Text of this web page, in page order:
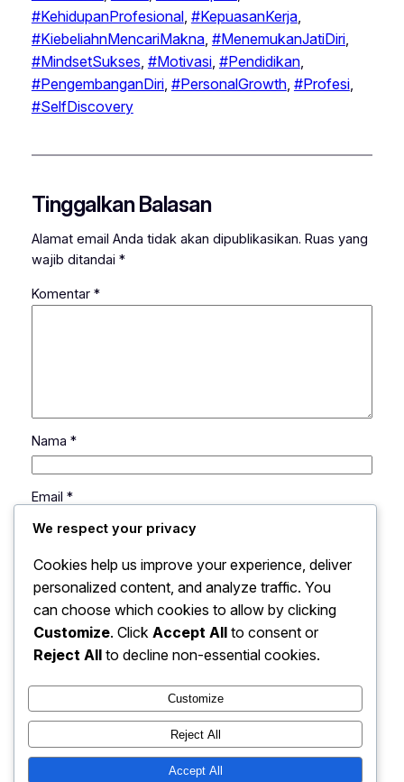
#KehidupanProfesional, #KepuasanKerja
#KiebeliahnMencariMakna, #MenemukanJatiDiri
#MindsetSukses #Motivasi, #Pendidikan
#PengembanganDiri, #PersonalGrowth, #Profesi
#SelfDiscovery
Tinggalkan Balasan
Alamat email Anda tidak akan dipublikasikan. Ruas yang
wajib ditandai *
Komentar *
Nama *
Email *
Simpan nama, email, dan situs web saya pada
peramban ini untuk komentar saya berikutnya.
Hell Is What You Make It |
We respect your privacy
Cookies help us improve your experience, deliver
personalized content, and analyze traffic. You
can choose which cookies to allow by clicking
Customize. Click Accept All to consent or
Reject All to decline non-essential cookies.
Customize
Reject All
Accept All